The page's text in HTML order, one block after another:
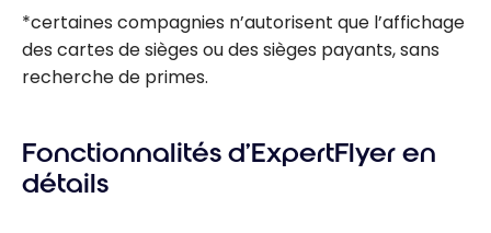
*certaines compagnies n’autorisent que l’affichage
des cartes de sièges ou des sièges payants, sans
recherche de primes.
Fonctionnalités d’ExpertFlyer en
détails